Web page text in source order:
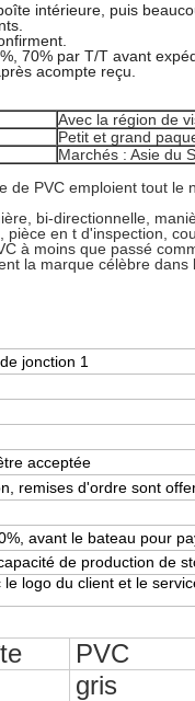
intérieure, puis
70% par T/T avant
acompte reçu.
Avec la région de
Petit et grand
Marchés : Asie du
de PVC emploient tout le
bi-directionnelle,
pièce en t d'inspection,
à moins que passé
la marque célèbre dans
jonction 1
acceptée
remises d'ordre sont
avant le bateau pour
de production de
logo du client et le
PVC
gris